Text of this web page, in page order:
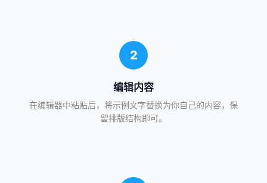
2
编辑内容
在编辑器中粘贴后，将示例文字替换为你自己的内容，保
留排版结构即可。